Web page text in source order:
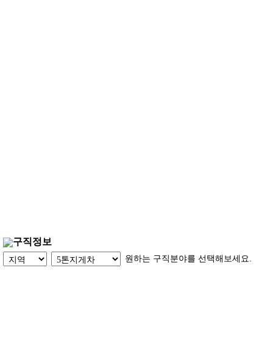
구직정보
원하는 구직분야를 선택해보세요.